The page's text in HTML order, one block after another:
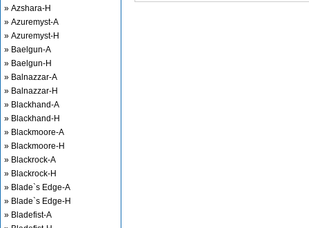
» Azshara-H
» Azuremyst-A
» Azuremyst-H
» Baelgun-A
» Baelgun-H
» Balnazzar-A
» Balnazzar-H
» Blackhand-A
» Blackhand-H
» Blackmoore-A
» Blackmoore-H
» Blackrock-A
» Blackrock-H
» Blade`s Edge-A
» Blade`s Edge-H
» Bladefist-A